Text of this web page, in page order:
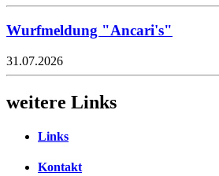
Wurfmeldung "Ancari's"
31.07.2026
weitere Links
Links
Kontakt